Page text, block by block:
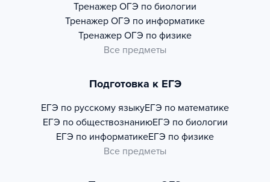
Тренажер ОГЭ по биологии
Тренажер ОГЭ по информатике
Тренажер ОГЭ по физике
Все предметы
Подготовка к ЕГЭ
ЕГЭ по русскому языкуЕГЭ по математике
ЕГЭ по обществознаниюЕГЭ по биологии
ЕГЭ по информатикеЕГЭ по физике
Все предметы